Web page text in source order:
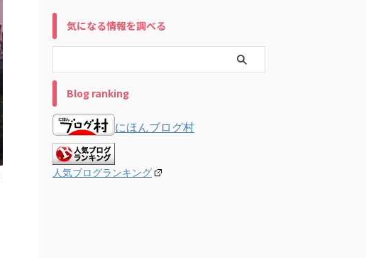
気になる情報を調べる
Blog ranking
にほんブログ村
人気ブログランキング